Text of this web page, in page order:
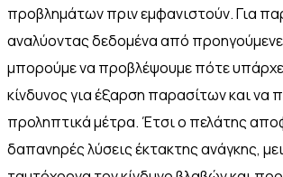
προβλημάτων πριν εμφανιστούν. Για
αναλύοντας δεδομένα από
μπορούμε να προβλέψουμε πότε
κίνδυνος για έξαρση παρασίτων και να
προληπτικά μέτρα. Έτσι ο πελάτης
δαπανηρές λύσεις έκτακτης ανάγκης,